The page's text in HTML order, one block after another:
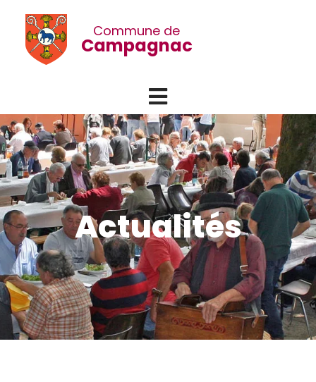
Commune de
Campagnac
Menu
Actualités